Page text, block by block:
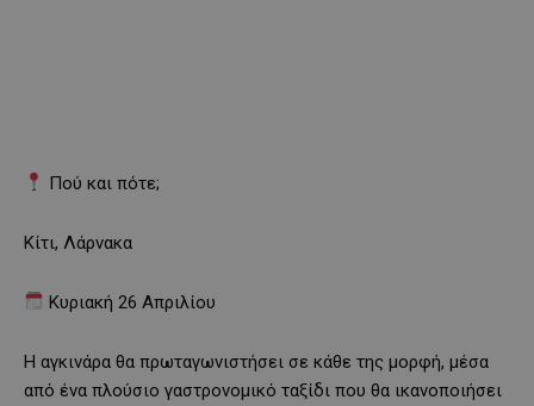
Πού και πότε;
Κίτι, Λάρνακα
Κυριακή 26 Απριλίου
Η αγκινάρα θα πρωταγωνιστήσει σε κάθε της μορφή, μέσα
από ένα πλούσιο γαστρονομικό ταξίδι που θα ικανοποιήσει